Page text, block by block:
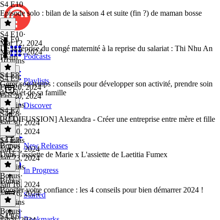
Podcasts
Playlists
Discover
New Releases
In Progress
Starred
S4 E10
Episode solo : bilan de la saison 4 et suite (fin ?) de maman bosse
S4 E10·
Mar 12, 2024
Mar 12, 2024
10 mins
S4 E9
De la reprise du congé maternité à la reprise du salariat : Thi Nhu An
Pham
S4 E9·
Feb 20, 2024
Feb 20, 2024
34 mins
S4 E8
Gérer son temps : conseils pour développer son activité, prendre soin
de soi et de sa famille
S4 E8·
Jan 30, 2024
Jan 30, 2024
13 mins
S4 E7
[REDIFUSSION] Alexandra - Créer une entreprise entre mère et fille
S4 E7·
Jan 23, 2024
Jan 23, 2024
35 mins
Bonus
Dans l'assiette de Marie x L'assiette de Laetitia Fumex
Bonus·
Jan 16, 2024
Jan 16, 2024
17 mins
Bonus
Booster votre confiance : les 4 conseils pour bien démarrer 2024 !
Bonus·
S4 E6